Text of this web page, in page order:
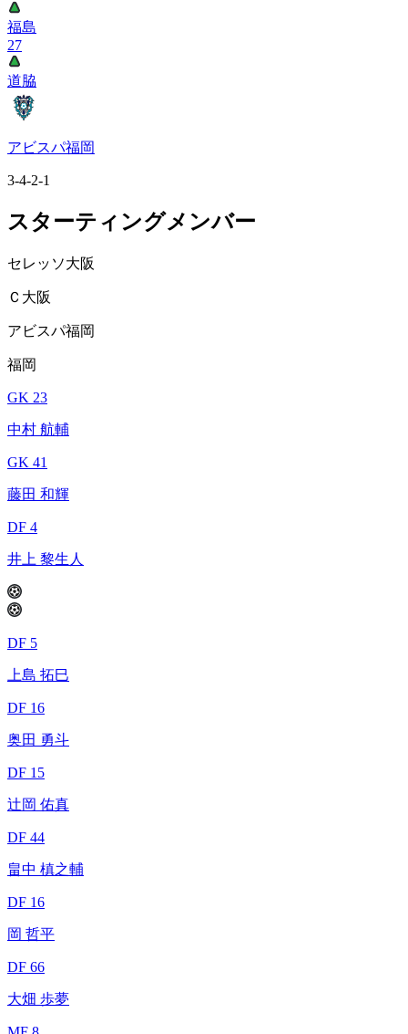
福島
27
道脇
アビスパ福岡
3-4-2-1
スターティングメンバー
セレッソ大阪
Ｃ大阪
アビスパ福岡
福岡
GK 23
中村 航輔
GK 41
藤田 和輝
DF 4
井上 黎生人
DF 5
上島 拓巳
DF 16
奥田 勇斗
DF 15
辻岡 佑真
DF 44
畠中 槙之輔
DF 16
岡 哲平
DF 66
大畑 歩夢